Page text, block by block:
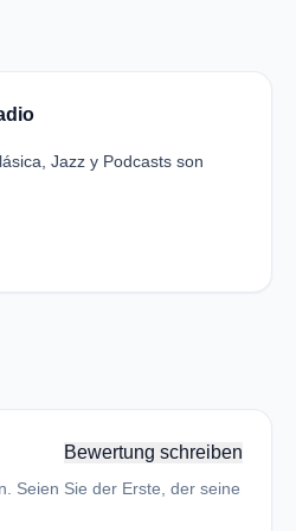
Jazz y Podcasts son
Bewertung schreiben
Seien Sie der Erste, der seine